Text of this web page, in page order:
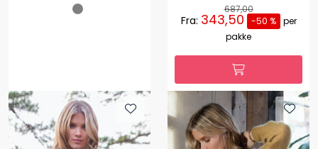
687,00
Fra: 343,50 -50 %
per
pakke